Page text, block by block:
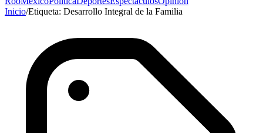
Inicio/Etiqueta: Desarrollo Integral de la Familia